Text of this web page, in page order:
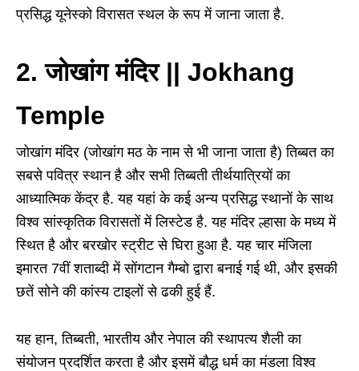
प्रसिद्ध यूनेस्को विरासत स्थल के रूप में जाना जाता है.
2. जोखांग मंदिर || Jokhang
Temple
जोखांग मंदिर (जोखांग मठ के नाम से भी जाना जाता है) तिब्बत का
सबसे पवित्र स्थान है और सभी तिब्बती तीर्थयात्रियों का
आध्यात्मिक केंद्र है. यह यहां के कई अन्य प्रसिद्ध स्थानों के साथ
विश्व सांस्कृतिक विरासतों में लिस्टेड है. यह मंदिर ल्हासा के मध्य में
स्थित है और बरखोर स्ट्रीट से घिरा हुआ है. यह चार मंजिला
इमारत 7वीं शताब्दी में सोंगटान गैम्बो द्वारा बनाई गई थी, और इसकी
छतें सोने की कांस्य टाइलों से ढकी हुई हैं.
यह हान, तिब्बती, भारतीय और नेपाल की स्थापत्य शैली का
संयोजन प्रदर्शित करता है और इसमें बौद्ध धर्म का मंडला विश्व